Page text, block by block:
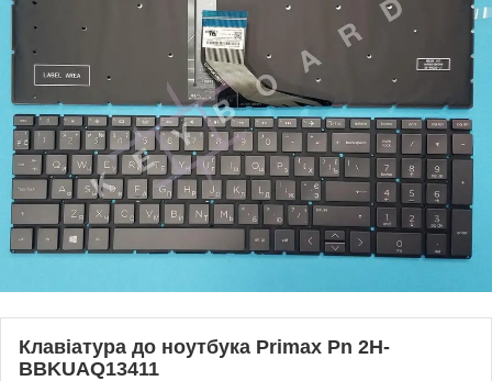
Клавіатура до ноутбука Primax Pn 2H-
BBKUAQ13411